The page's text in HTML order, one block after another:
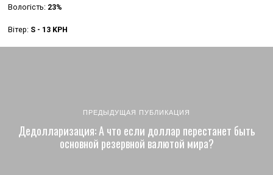
Вологість: 23%
Вітер: S - 13 KPH
ПРЕДЫДУЩАЯ ПУБЛИКАЦИЯ
Дедолларизация: А что если доллар перестанет быть
основной резервной валютой мира?